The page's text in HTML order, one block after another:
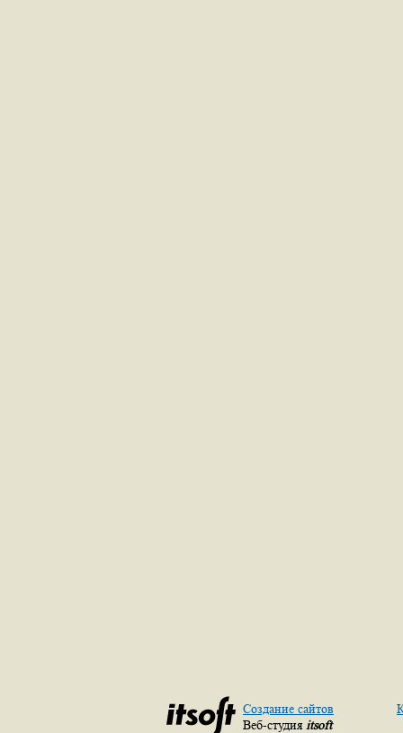
Создание сайтов
Веб-студия itsoft